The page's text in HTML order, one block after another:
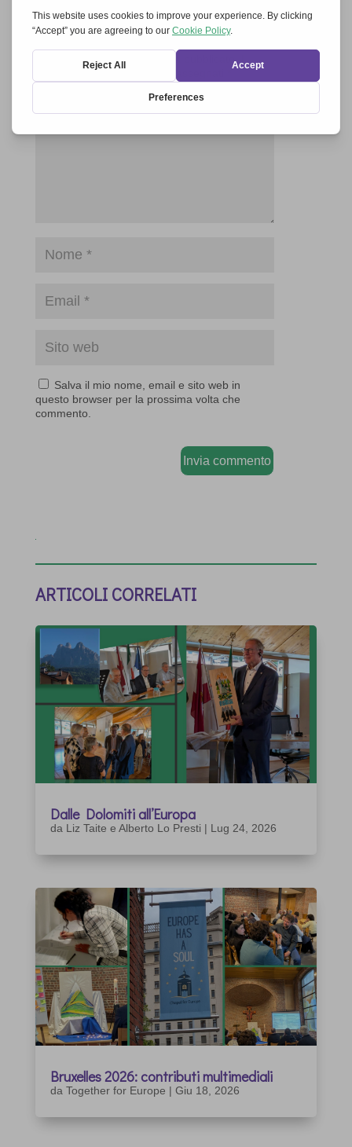
Invia un commento
Il tuo indirizzo email non sarà pubblicato.
campi obbligatori sono contrassegnati
Salva il mio nome, email e sito web in
questo browser per la prossima volta che
commento.
Invia commento
ARTICOLI CORRELATI
Dalle Dolomiti all’Europa
da Liz Taite e Alberto Lo Presti | Lug 24, 2026
Bruxelles 2026: contributi multimediali
da Together for Europe | Giu 18, 2026